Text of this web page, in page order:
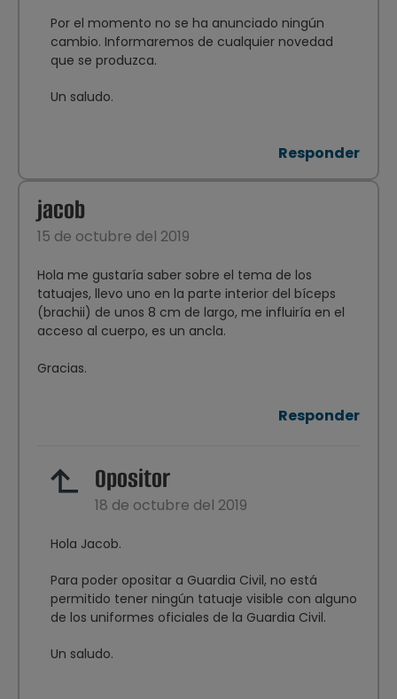
Por el momento no se ha anunciado ningún
cambio. Informaremos de cualquier novedad
que se produzca.
Un saludo.
Responder
jacob
15 de octubre del 2019
Hola me gustaría saber sobre el tema de los
tatuajes, llevo uno en la parte interior del bíceps
(brachii) de unos 8 cm de largo, me influiría en el
acceso al cuerpo, es un ancla.
Gracias.
Responder
Opositor
18 de octubre del 2019
Hola Jacob.
Para poder opositar a Guardia Civil, no está
permitido tener ningún tatuaje visible con alguno
de los uniformes oficiales de la Guardia Civil.
Un saludo.